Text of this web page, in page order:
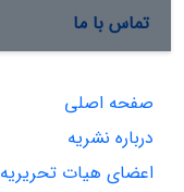
تماس با ما
صفحه اصلی
درباره نشریه
اعضای هیات تحریریه